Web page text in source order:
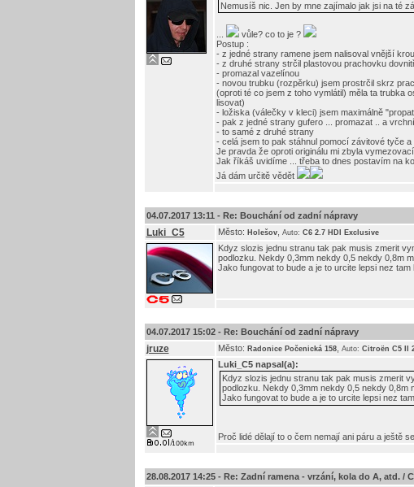
Nemusíš nic. Jen by mne zajímalo jak jsi na té
vůle? co to je ?
Postup :
- z jedné strany ramene jsem nalisoval vnější
- z druhé strany strčil plastovou prachovku
- promazal vazelínou
- novou trubku (rozpěrku) jsem prostrčil skrz
(oproti té co jsem z toho vymlátil) měla ta trubka
lisovat)
- ložiska (válečky v kleci) jsem maximálně
- pak z jedné strany gufero ... promazat .. a
- to samé z druhé strany
- celá jsem to pak stáhnul pomocí závitové tyče
Je pravda že oproti originálu mi zbyla
Jak říkáš uvidíme ... třeba to dnes postavím na
Já dám určitě vědět
04.07.2017 13:11 - Re: Bouchání od zadní nápravy
Luki_C5 Město: Holešov, Auto: C6 2.7 HDI Exclusive
Kdyz slozis jednu stranu tak pak musis zmerit
podlozku. Nekdy 0,3mm nekdy 0,5 nekdy 0,8m m.
Jako fungovat to bude a je to urcite lepsi nez
04.07.2017 15:02 - Re: Bouchání od zadní nápravy
jruze Město: Radonice Počenická 158, Auto: Citroën C5 II
Luki_C5napsal(a):
Kdyz slozis jednu stranu tak pak musis zmerit
podlozku. Nekdy 0,3mm nekdy 0,5 nekdy 0,8m
Jako fungovat to bude a je to urcite lepsi nez
Proč lidé dělají to o čem nemají ani páru a ještě
28.08.2017 14:25 - Re: Zadní ramena - vrzání, kola do A, atd. /